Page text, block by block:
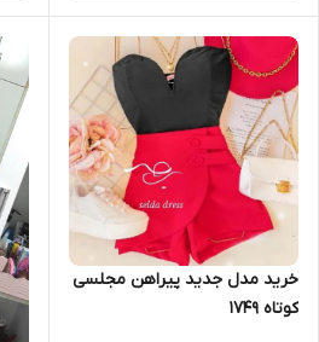
خرید مدل جدید پیراهن مجلسی
کوتاه ۱۷۴۹